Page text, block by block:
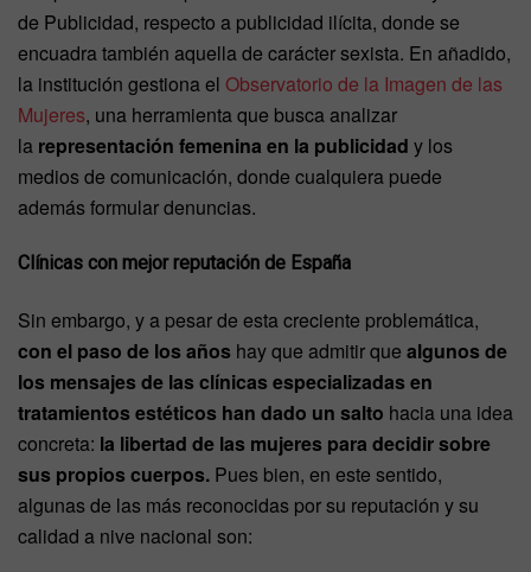
de Publicidad, respecto a publicidad ilícita, donde se
encuadra también aquella de carácter sexista. En añadido,
la institución gestiona el Observatorio de la Imagen de las
Mujeres, una herramienta que busca analizar
la representación femenina en la publicidad y los
medios de comunicación, donde cualquiera puede
además formular denuncias.
Clínicas con mejor reputación de España
Sin embargo, y a pesar de esta creciente problemática,
con el paso de los años hay que admitir que algunos de
los mensajes de las clínicas especializadas en
tratamientos estéticos han dado un salto hacia una idea
concreta: la libertad de las mujeres para decidir sobre
sus propios cuerpos. Pues bien, en este sentido,
algunas de las más reconocidas por su reputación y su
calidad a nive nacional son: